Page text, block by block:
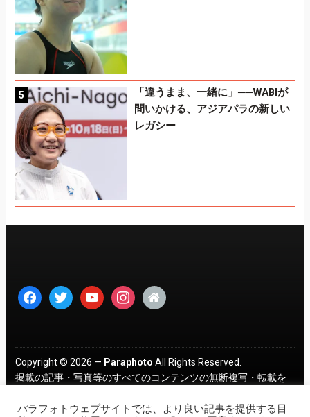
「違うまま、一緒に」──WABIが
問いかける、アジアパラの新しい
レガシー
facebooktwitter youtubeinstagram
home
Copyright © 2026 — Paraphoto All Rights Reserved.
掲載の記事・写真等のすべてのコンテンツの無断複写・転載を
パラフォトウェブサイトでは、より良い記事を提供する目